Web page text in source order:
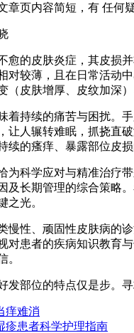
章页内容简短，有 任何
愈的皮肤炎症，其皮损
对较薄，且在日常活动
（皮肤增厚、皮纹加深
着持续的痛苦与困扰。
让人辗转难眠，抓挠直
续的瘙痒、暴露部位皮
为科学应对与精准治疗
及长期管理的综合策略
之光。
慢性、顽固性皮肤病的
对患者的疾病知识教育
。
发部位的特点仅是步。
痒难消
疹患者科学护理指南